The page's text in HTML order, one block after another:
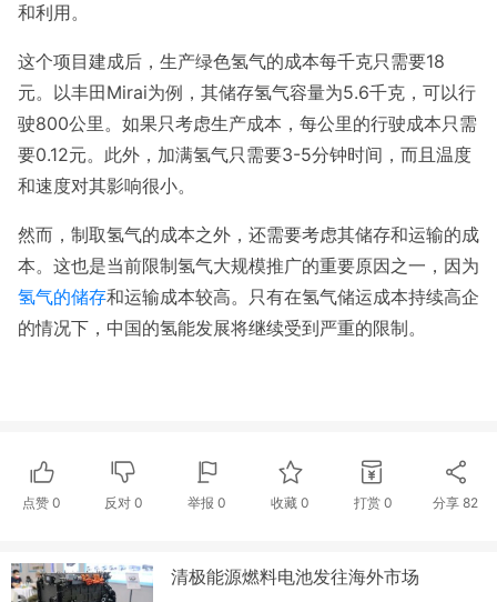
和利用。
这个项目建成后，生产绿色氢气的成本每千克只需要18
元。以丰田Mirai为例，其储存氢气容量为5.6千克，可以行
驶800公里。如果只考虑生产成本，每公里的行驶成本只需
要0.12元。此外，加满氢气只需要3-5分钟时间，而且温度
和速度对其影响很小。
然而，制取氢气的成本之外，还需要考虑其储存和运输的成
本。这也是当前限制氢气大规模推广的重要原因之一，因为
氢气的储存和运输成本较高。只有在氢气储运成本持续高企
的情况下，中国的氢能发展将继续受到严重的限制。
点赞 0 反对0 举报 0 收藏 0 打赏 0 分享82
清极能源燃料电池发往海外市场